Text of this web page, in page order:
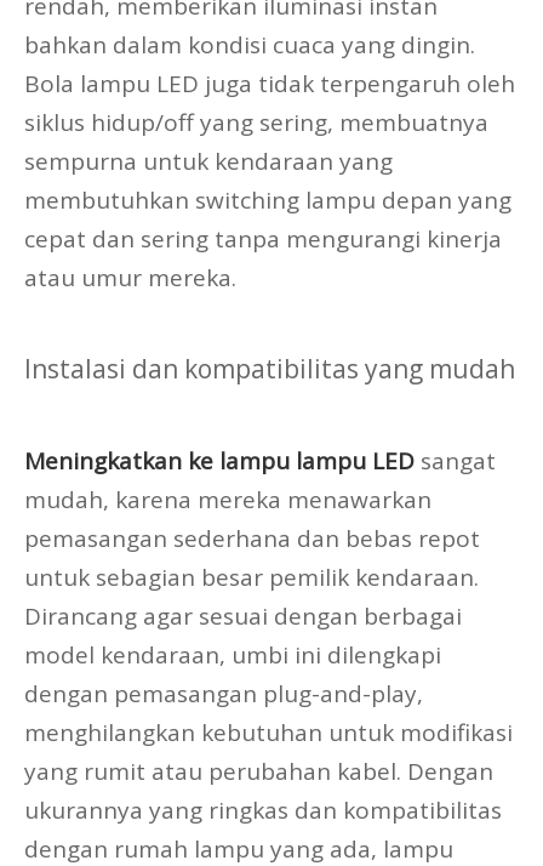
bahkan dalam kondisi cuaca yang dingin.
Bola lampu LED juga tidak terpengaruh oleh
siklus hidup/off yang sering, membuatnya
sempurna untuk kendaraan yang
membutuhkan switching lampu depan yang
cepat dan sering tanpa mengurangi kinerja
atau umur mereka.
Instalasi dan kompatibilitas yang mudah
Meningkatkan ke lampu lampu LED sangat
mudah, karena mereka menawarkan
pemasangan sederhana dan bebas repot
untuk sebagian besar pemilik kendaraan.
Dirancang agar sesuai dengan berbagai
model kendaraan, umbi ini dilengkapi
dengan pemasangan plug-and-play,
menghilangkan kebutuhan untuk modifikasi
yang rumit atau perubahan kabel. Dengan
ukurannya yang ringkas dan kompatibilitas
dengan rumah lampu yang ada, lampu